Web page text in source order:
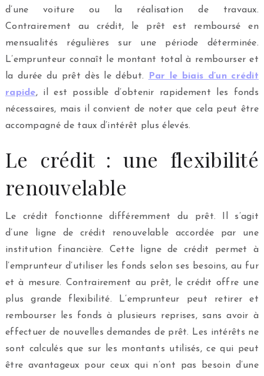
d’une voiture ou la réalisation de travaux.
Contrairement au crédit, le prêt est remboursé en
mensualités régulières sur une période déterminée.
L’emprunteur connaît le montant total à rembourser et
la durée du prêt dès le début.
Par le biais d’un crédit
rapide, il est possible d’obtenir rapidement les fonds
nécessaires, mais il convient de noter que cela peut être
accompagné de taux d’intérêt plus élevés.
Le crédit : une flexibilité
renouvelable
Le crédit fonctionne différemment du prêt. Il s’agit
d’une ligne de crédit renouvelable accordée par une
institution financière. Cette ligne de crédit permet à
l’emprunteur d’utiliser les fonds selon ses besoins, au fur
et à mesure. Contrairement au prêt, le crédit offre une
plus grande flexibilité. L’emprunteur peut retirer et
rembourser les fonds à plusieurs reprises, sans avoir à
effectuer de nouvelles demandes de prêt. Les intérêts ne
sont calculés que sur les montants utilisés, ce qui peut
être avantageux pour ceux qui n’ont pas besoin d’une